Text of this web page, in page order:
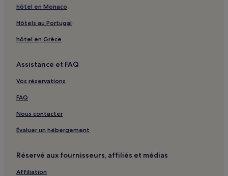
hôtel en Monaco
Hôtels au Portugal
hôtel en Grèce
Assistance et FAQ
Vos réservations
FAQ
Nous contacter
Évaluer un hébergement
Réservé aux fournisseurs, affiliés et médias
Affiliation